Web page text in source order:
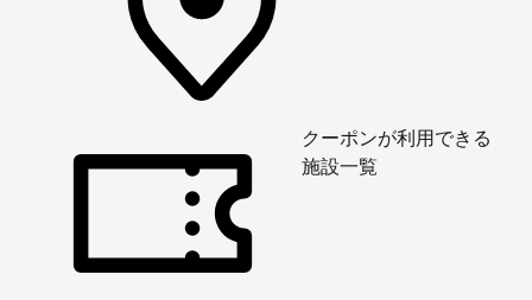
クーポンが利用できる
施設一覧